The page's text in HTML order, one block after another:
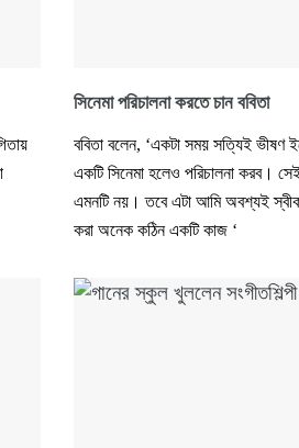
সিনেমা পরিচালনা করতে চান ববিতা
ববিতা বলেন, ‘একটা সময় সত্যিই ভীষণ
একটি সিনেমা হলেও পরিচালনা করব।
এমনটি নয়। তবে এটা আমি অবশ্যই
করা অনেক কঠিন একটি কাজ ‘